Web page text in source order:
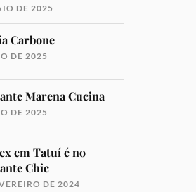
DE 2025
Carbone
DE 2025
Marena Cucina
DE 2025
em Tatuí é no
Chic
DE 2024